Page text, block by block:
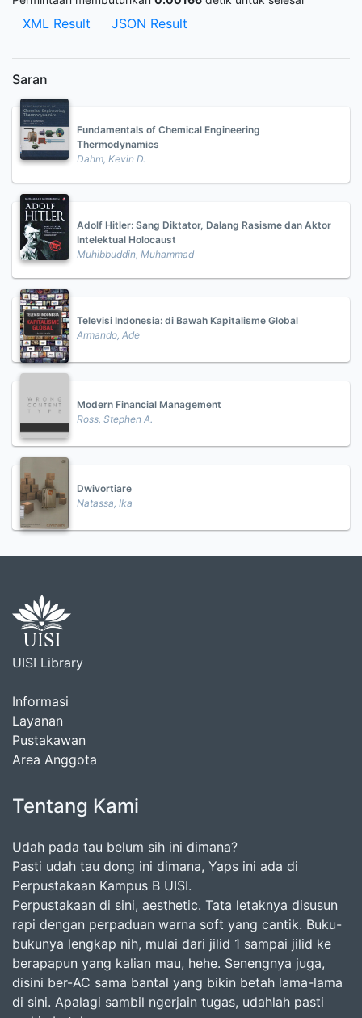
XML Result JSON Result
Saran
Fundamentals of Chemical Engineering
Thermodynamics
Dahm, Kevin D.
Adolf Hitler: Sang Diktator, Dalang Rasisme dan Aktor
Intelektual Holocaust
Muhibbuddin, Muhammad
Televisi Indonesia: di Bawah Kapitalisme Global
Armando, Ade
Modern Financial Management
Ross, Stephen A.
Dwivortiare
Natassa, Ika
UISI Library
Informasi
Layanan
Pustakawan
Area Anggota
Tentang Kami
Udah pada tau belum sih ini dimana?
Pasti udah tau dong ini dimana, Yaps ini ada di
Perpustakaan Kampus B UISI.
Perpustakaan di sini, aesthetic. Tata letaknya disusun
rapi dengan perpaduan warna soft yang cantik. Buku-
bukunya lengkap nih, mulai dari jilid 1 sampai jilid ke
berapapun yang kalian mau, hehe. Senengnya juga,
disini ber-AC sama bantal yang bikin betah lama-lama
di sini. Apalagi sambil ngerjain tugas, udahlah pasti